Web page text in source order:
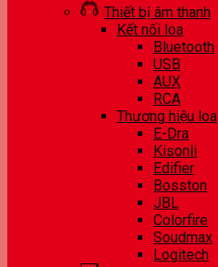
Thiết bị âm thanh
Kết nối loa
Bluetooth
USB
AUX
RCA
Thương hiệu loa
E-Dra
Kisonli
Edifier
Bosston
JBL
Colorfire
Soudmax
Logitech